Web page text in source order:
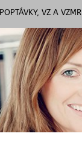
POPTÁVKY, VZ A VZMR